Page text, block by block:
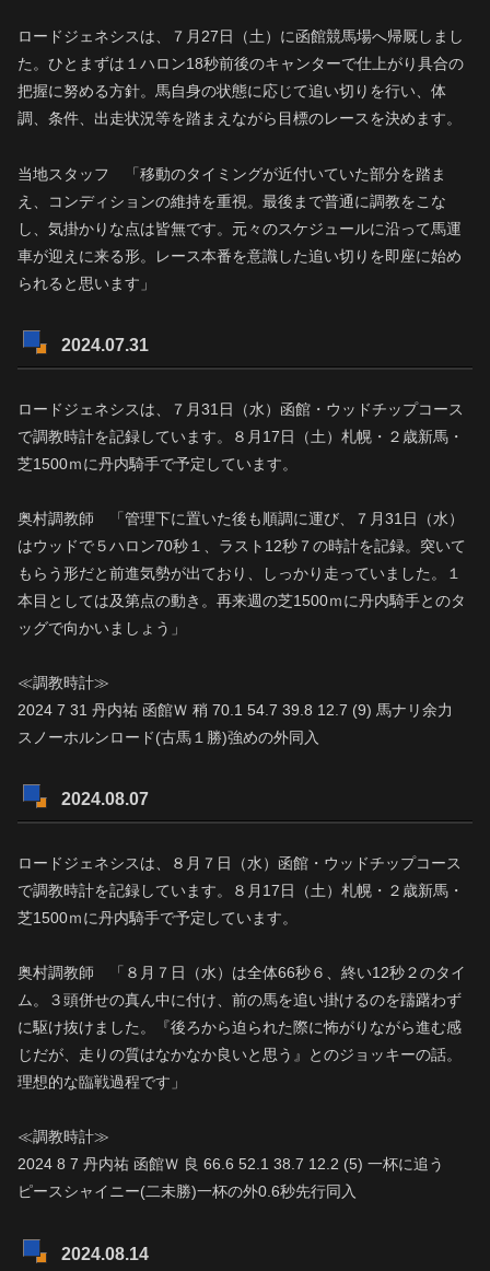
ロードジェネシスは、７月27日（土）に函館競馬場へ帰厩しまし
た。ひとまずは１ハロン18秒前後のキャンターで仕上がり具合の
把握に努める方針。馬自身の状態に応じて追い切りを行い、体
調、条件、出走状況等を踏まえながら目標のレースを決めます。
当地スタッフ 「移動のタイミングが近付いていた部分を踏ま
え、コンディションの維持を重視。最後まで普通に調教をこな
し、気掛かりな点は皆無です。元々のスケジュールに沿って馬運
車が迎えに来る形。レース本番を意識した追い切りを即座に始め
られると思います」
2024.07.31
ロードジェネシスは、７月31日（水）函館・ウッドチップコース
で調教時計を記録しています。８月17日（土）札幌・２歳新馬・
芝1500ｍに丹内騎手で予定しています。
奥村調教師 「管理下に置いた後も順調に運び、７月31日（水）
はウッドで５ハロン70秒１、ラスト12秒７の時計を記録。突いて
もらう形だと前進気勢が出ており、しっかり走っていました。１
本目としては及第点の動き。再来週の芝1500ｍに丹内騎手とのタ
ッグで向かいましょう」
≪調教時計≫
2024 7 31 丹内祐 函館Ｗ 稍 70.1 54.7 39.8 12.7 (9) 馬ナリ余力
スノーホルンロード(古馬１勝)強めの外同入
2024.08.07
ロードジェネシスは、８月７日（水）函館・ウッドチップコース
で調教時計を記録しています。８月17日（土）札幌・２歳新馬・
芝1500ｍに丹内騎手で予定しています。
奥村調教師 「８月７日（水）は全体66秒６、終い12秒２のタイ
ム。３頭併せの真ん中に付け、前の馬を追い掛けるのを躊躇わず
に駆け抜けました。『後ろから迫られた際に怖がりながら進む感
じだが、走りの質はなかなか良いと思う』とのジョッキーの話。
理想的な臨戦過程です」
≪調教時計≫
2024 8 7 丹内祐 函館Ｗ 良 66.6 52.1 38.7 12.2 (5) 一杯に追う
ピースシャイニー(二未勝)一杯の外0.6秒先行同入
2024.08.14